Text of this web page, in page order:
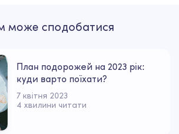
може сподобатися
План подорожей на 2023 рік:
куди варто поїхати?
7 квітня 2023
4 хвилини читати